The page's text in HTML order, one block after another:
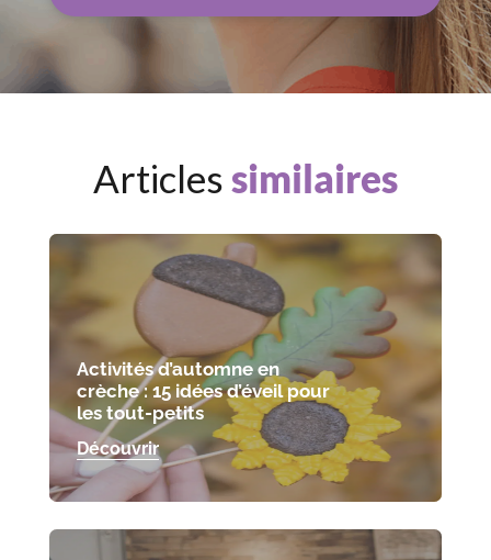
Articlessimilaires
Activités d’automne en
crèche : 15 idées d’éveil pour
les tout-petits
Découvrir